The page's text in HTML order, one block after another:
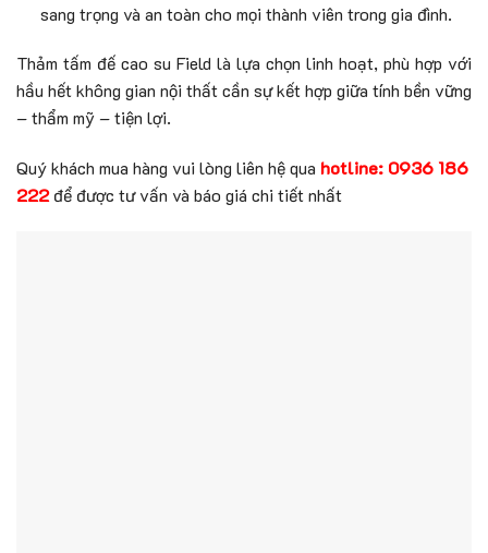
sang trọng và an toàn cho mọi thành viên trong gia đình.
Thảm tấm đế cao su Field là lựa chọn linh hoạt, phù hợp với
hầu hết không gian nội thất cần sự kết hợp giữa tính bền vững
– thẩm mỹ – tiện lợi.
Quý khách mua hàng vui lòng liên hệ qua hotline: 0936 186
222để được tư vấn và báo giá chi tiết nhất